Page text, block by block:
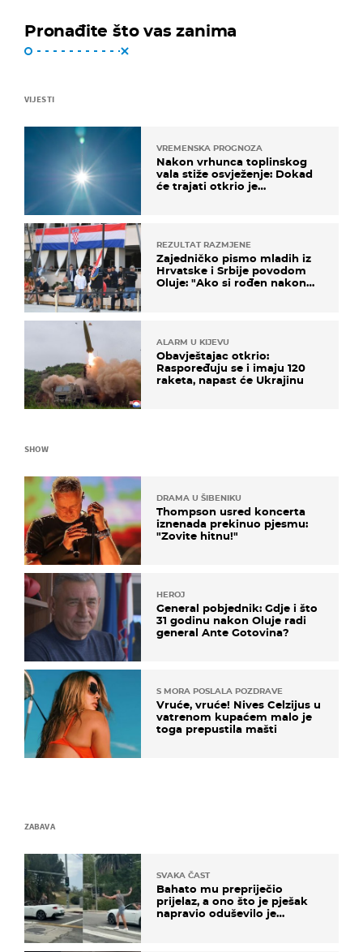
Pronađite što vas zanima
VIJESTI
VREMENSKA PROGNOZA
Nakon vrhunca toplinskog
vala stiže osvježenje: Dokad
će trajati otkrio je
REZULTAT RAZMJENE
Zajedničko pismo mladih iz
Hrvatske i Srbije povodom
Oluje: "Ako si rođen nakon
ALARM U KIJEVU
Obavještajac otkrio:
Raspoređuju se i imaju 120
raketa, napast će Ukrajinu
SHOW
DRAMA U ŠIBENIKU
Thompson usred koncerta
iznenada prekinuo pjesmu:
"Zovite hitnu!"
HEROJ
General pobjednik: Gdje i što
31 godinu nakon Oluje radi
general Ante Gotovina?
S MORA POSLALA POZDRAVE
Vruće, vruće! Nives Celzijus u
vatrenom kupaćem malo je
toga prepustila mašti
ZABAVA
SVAKA ČAST
Bahato mu prepriječio
prijelaz, a ono što je pješak
napravio oduševilo je